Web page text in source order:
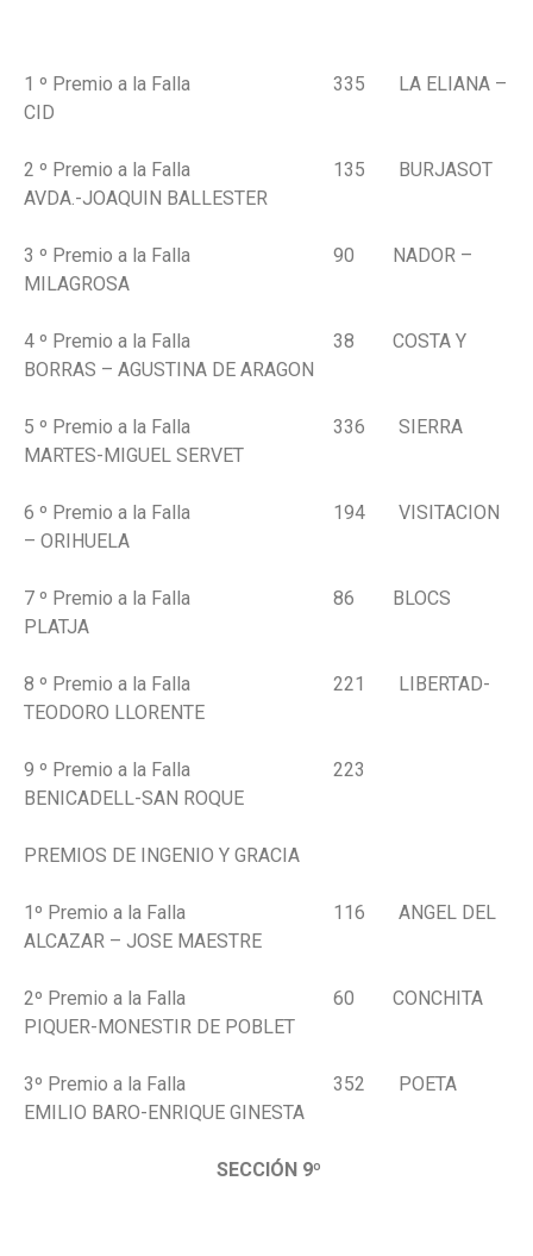
1 º Premio a la Falla 335 LA ELIANA –
CID
2 º Premio a la Falla 135 BURJASOT
AVDA.-JOAQUIN BALLESTER
3 º Premio a la Falla 90 NADOR –
MILAGROSA
4 º Premio a la Falla 38 COSTA Y
BORRAS – AGUSTINA DE ARAGON
5 º Premio a la Falla 336 SIERRA
MARTES-MIGUEL SERVET
6 º Premio a la Falla 194 VISITACION
– ORIHUELA
7 º Premio a la Falla 86 BLOCS
PLATJA
8 º Premio a la Falla 221 LIBERTAD-
TEODORO LLORENTE
9 º Premio a la Falla 223
BENICADELL-SAN ROQUE
PREMIOS DE INGENIO Y GRACIA
1º Premio a la Falla 116 ANGEL DEL
ALCAZAR – JOSE MAESTRE
2º Premio a la Falla 60 CONCHITA
PIQUER-MONESTIR DE POBLET
3º Premio a la Falla 352 POETA
EMILIO BARO-ENRIQUE GINESTA
SECCIÓN 9º